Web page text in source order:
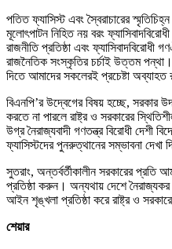
পতিত ফ্যাসিস্ট এবং স্বৈরাচারের স্মৃতিচিহ্ন
মূলোৎপাটন নিহিত নয় বরং
রাজনীতি প্রতিষ্ঠা এবং
রাজনৈতিক সংস্কৃতির চর্চাই উত্তম
দিতে আমাদের সকলেরই প্রচেষ্টা অব্যাহত
বিএনপি’র উদ্বেগের বিষয় হচ্ছে, সরকার
করতে না পারলে রাষ্ট্র ও সরকারের
উগ্র নৈরাজ্যবাদী গণতন্ত্র বিরোধী দেশী
ফ্যাসিস্টদের পুনরুত্থানের সম্ভাবনা দেখা
সুতরাং, অন্তর্বর্তীকালীন সরকারের প্রতি
প্রতিষ্ঠা করুন। অন্যথায় দেশে
আইন শৃঙ্খলা প্রতিষ্ঠা করে রাষ্ট্র ও
শেয়ার